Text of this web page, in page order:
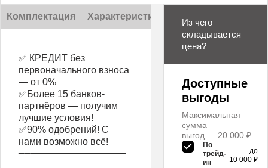
Комплектация Характеристики
✅ КРЕДИТ без
первоначального взноса
— от 0%
✅Более 15 банков-
партнёров — получим
лучшие условия!
✅90% одобрений! С
нами возможно всё!
━━━━━━━━━━━━━━━━━━
Из чего
складывается
цена?
Доступные
выгоды
Максимальная
сумма
выгод — 20 000 ₽
По
трейд-
ин
до
10 000 ₽